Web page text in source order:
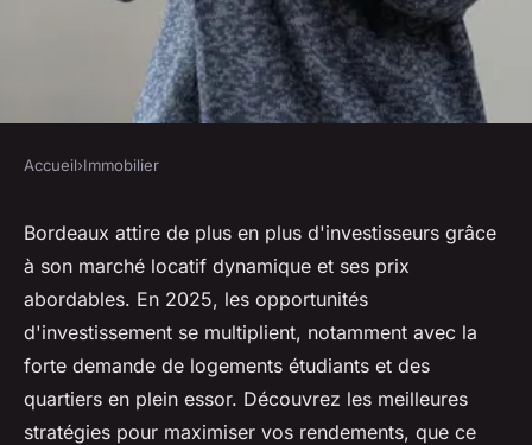
Investissement locatif à
bordeaux : découvrez les
incontournables 2025
Tiago •11 mars 2025 •3 min de lecture
Accueil›Immobilier
Bordeaux attire de plus en plus d'investisseurs grâce
à son marché locatif dynamique et ses prix
abordables. En 2025, les opportunités
d'investissement se multiplient, notamment avec la
forte demande de logements étudiants et des
quartiers en plein essor. Découvrez les meilleures
stratégies pour maximiser vos rendements, que ce